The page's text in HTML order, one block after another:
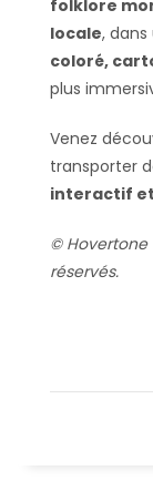
folklore
locale,
coloré,
plus
Venez
transporter
interactif
© Hovertone
réservés.